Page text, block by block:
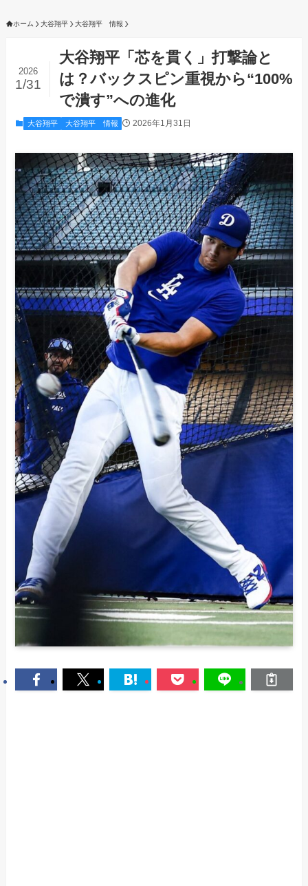
ホーム 大谷翔平 大谷翔平 情報
大谷翔平「芯を貫く」打撃論と
は？バックスピン重視から“100%
で潰す”への進化
2026
1/31
大谷翔平 大谷翔平 情報 2026年1月31日